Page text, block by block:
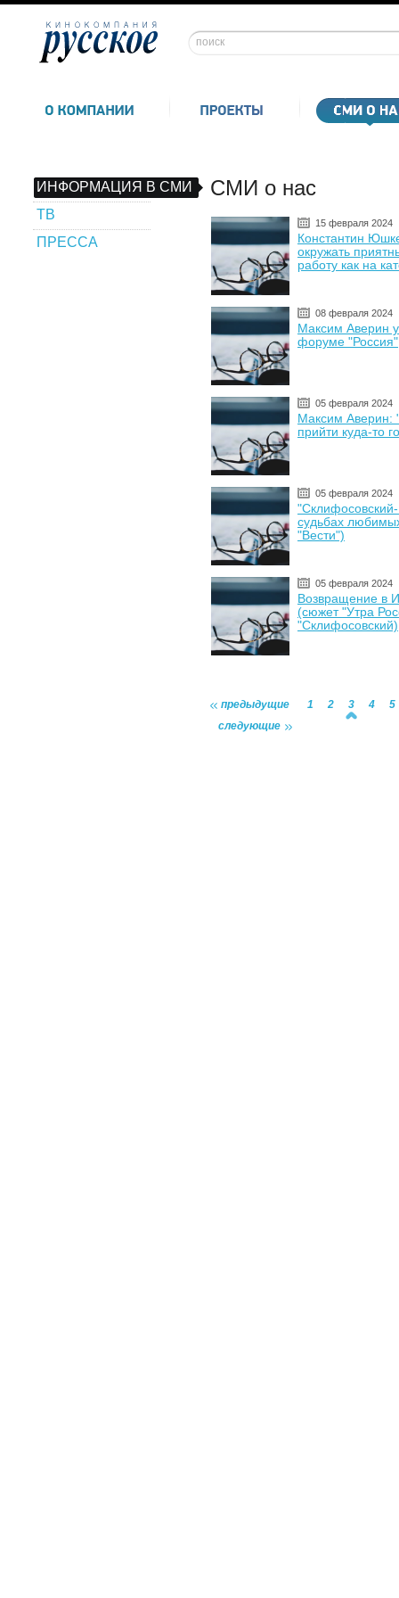
ИНФОРМАЦИЯ В СМИ
ТВ
ПРЕССА
СМИ о нас
15 февраля 2024
Константин
окружать
работу как на
08 февраля 2024
Максим Аверин
форуме "Россия"
05 февраля 2024
Максим Аверин:
прийти куда-то
05 февраля 2024
судьбах
"Вести")
05 февраля 2024
Возвращение в
(сюжет "Утра
"Склифосовский)
предыдущие 1 2 3 4
5
следующие